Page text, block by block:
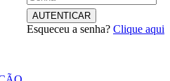
Esqueceu a senha? Clique aqui